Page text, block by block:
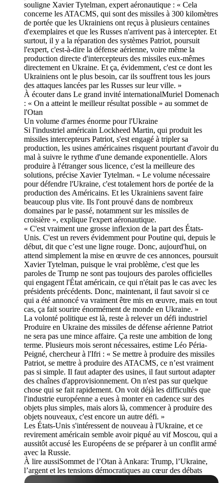
souligne Xavier Tytelman, expert aéronautique : « Cela
concerne les ATACMS, qui sont des missiles à 300 kilomètres
de portée que les Ukrainiens ont reçus à plusieurs centaines
d'exemplaires et que les Russes n'arrivent pas à intercepter. Et
surtout, il y a la réparation des systèmes Patriot, poursuit
l'expert, c'est-à-dire la défense aérienne, voire même la
production directe d'intercepteurs des missiles eux-mêmes
directement en Ukraine. Et ça, évidemment, c'est ce dont les
Ukrainiens ont le plus besoin, car ils souffrent tous les jours
des attaques lancées par les Russes sur leur ville. »
À écouter dans Le grand invité internationalMuriel Domenach
: « On a atteint le meilleur résultat possible » au sommet de
l'Otan
Un volume d'armes énorme pour l'Ukraine
Si l'industriel américain Lockheed Martin, qui produit les
missiles intercepteurs Patriot, s'est engagé à tripler sa
production, les usines américaines risquent pourtant d'avoir du
mal à suivre le rythme d'une demande exponentielle. Alors
produire à l'étranger sous licence, c'est la meilleure des
solutions, précise Xavier Tytelman. « Le volume nécessaire
pour défendre l'Ukraine, c'est totalement hors de portée de la
production des Américains. Et les Ukrainiens savent faire
beaucoup plus vite. Ils l'ont prouvé dans de nombreux
domaines par le passé, notamment sur les missiles de
croisière », explique l'expert aéronautique.
« C'est vraiment une grosse inflexion de la part des États-
Unis. C'est un revers évidemment pour Poutine qui, depuis le
début, dit que c’est une ligne rouge. Donc, aujourd'hui, on
attend simplement la mise en œuvre de ces annonces, poursuit
Xavier Tytelman, puisque le vrai problème, c'est que les
paroles de Trump ne sont pas toujours des paroles officielles
qui engagent l'État américain, ce qui n'était pas le cas avec les
présidents précédents. Donc, maintenant, il faut savoir si ce
qui a été annoncé va vraiment être mis en œuvre, mais en tout
cas, ça fait sourire énormément de monde en Ukraine. »
La volonté politique est là, reste à relever un défi industriel
Produire en Ukraine des missiles de défense aérienne Patriot
ne sera pas une mince affaire. Ça reste une ambition de long
terme. Plusieurs mois seront nécessaires, estime Léo Péria-
Peigné, chercheur à l'Ifri : « Se mettre à produire des missiles
Patriot, se mettre à produire des ATACMS, ce n’est vraiment
pas si simple. Il faut adapter des usines, il faut surtout adapter
des chaînes d'approvisionnement. On n'est pas sur quelque
chose qui se fait rapidement. On voit déjà les difficultés que
l'industrie européenne a eues à monter en cadence sur des
objets plus simples, mais alors là, commencer à produire des
objets nouveaux, c'est encore un autre défi. »
Les États-Unis s'intéressent de nouveau à l'Ukraine, et ce
revirement américain semble avoir piqué au vif Moscou, qui a
aussitôt accusé les Européens de se préparer à un conflit armé
avec la Russie.
À lire aussiSommet de l’Otan à Ankara: Trump, l’Ukraine,
l’argent et les tensions démocratiques au cœur des débats